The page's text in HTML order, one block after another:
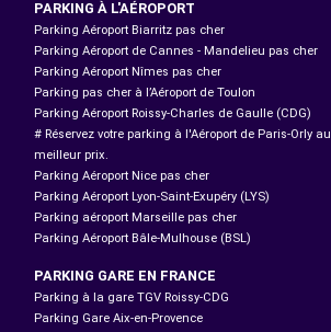
PARKING À L'AÉROPORT
Parking Aéroport Biarritz pas cher
Parking Aéroport de Cannes - Mandelieu pas cher
Parking Aéroport Nîmes pas cher
Parking pas cher à l’Aéroport de Toulon
Parking Aéroport Roissy-Charles de Gaulle (CDG)
# Réservez votre parking à l'Aéroport de Paris-Orly au
meilleur prix.
Parking Aéroport Nice pas cher
Parking Aéroport Lyon-Saint-Exupéry (LYS)
Parking aéroport Marseille pas cher
Parking Aéroport Bâle-Mulhouse (BSL)
PARKING GARE EN FRANCE
Parking à la gare TGV Roissy-CDG
Parking Gare Aix-en-Provence